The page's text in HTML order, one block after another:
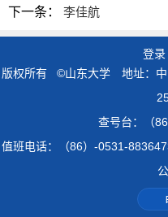
下一条：
李佳航
登录
版权所有 ©山东大学 地址：中
查号台：（
值班电话：（86）-0531-